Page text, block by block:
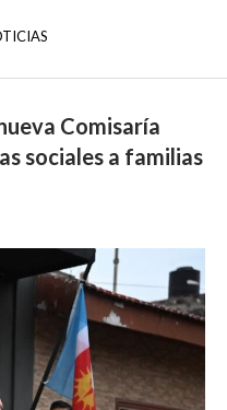
Comisaría
sociales a familias